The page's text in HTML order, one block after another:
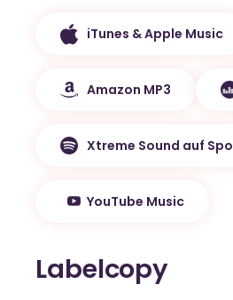
iTunes & Apple Music
Amazon MP3
Xtreme Sound auf
YouTube Music
Labelcopy